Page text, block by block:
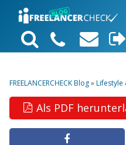
FREELANCERCHECK Blog»Lifestyle
Als PDF